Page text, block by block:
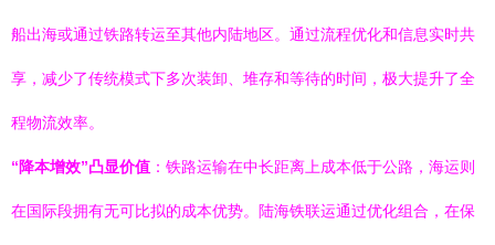
船出海或通过铁路转运至其他内陆地区。通过流程优化和信息实时共
享，减少了传统模式下多次装卸、堆存和等待的时间，极大提升了全
程物流效率。
“降本增效”凸显价值 ：铁路运输在中长距离上成本低于公路，海运则
在国际段拥有无可比拟的成本优势。陆海铁联运通过优化组合，在保